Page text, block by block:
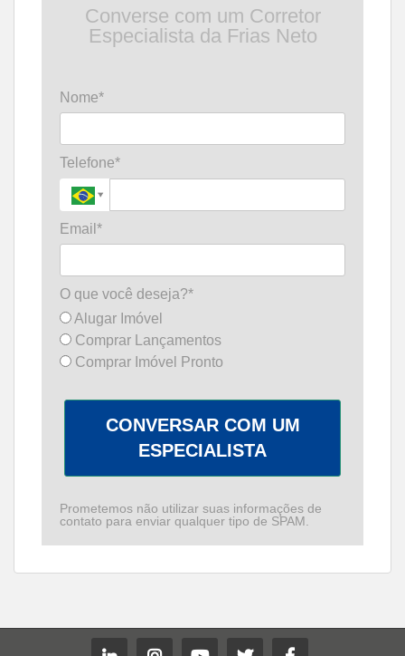
Converse com um Corretor
Especialista da Frias Neto
Nome*
Telefone*
Email*
O que você deseja?*
Alugar Imóvel
Comprar Lançamentos
Comprar Imóvel Pronto
CONVERSAR COM UM
ESPECIALISTA
Prometemos não utilizar suas informações de
contato para enviar qualquer tipo de SPAM.